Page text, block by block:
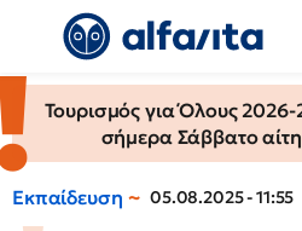
Τουρισμός για Όλους
σήμερα Σάββατο
Εκπαίδευση 05.08.2025 - 11:55